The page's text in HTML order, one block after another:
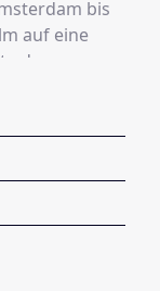
bis
auf eine
der
und sich
hat.